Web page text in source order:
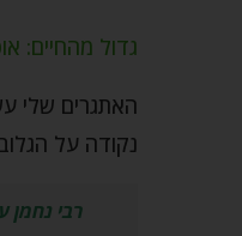
גדול מהחיים:
האתגרים שלי
נקודה על
רבי